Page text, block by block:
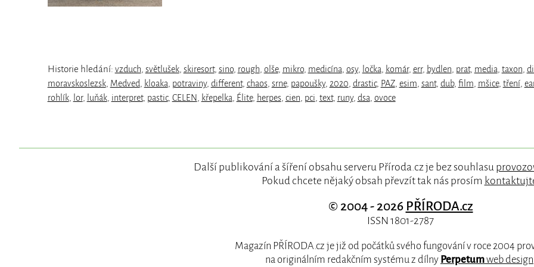
Historie hledání: vzduch světlušek, skiresort, sino, rough olše, mikro, medicína osy, ločka komár, err, bydlen prat, media taxon
moravskoslezsk, Medved kloaka potraviny, different, chaos srne, papoušky, 2020 drastic, PAZ, esim sant, dub, film mšice, tření,
rohlík, lor, luňák, interpret, pastic, CELEN křepelka Élite, herpes cien pci text, runy, dsa ovoce
Další publikování a šíření obsahu serveru Příroda.cz je bez souhlasu
Pokud chcete nějaký obsah převzít tak nás prosím
© 2004 - 2026 PŘÍRODA.cz
ISSN 1801-2787
Magazín PŘÍRODA.cz je již od počátků svého fungování v roce 2004
na originálním redakčním systému z dílny Perpetumweb design